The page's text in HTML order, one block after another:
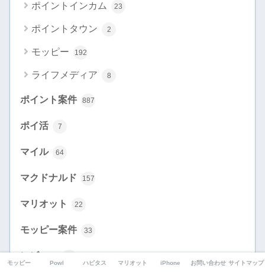
ポイントインカム 23
ポイントタウン 2
モッピー 192
ライフメディア 8
ポイント案件 887
ポイ活 7
マイル 64
マクドナルド 157
マリオット 22
モッピー案件 33
レビュー
モッピー Powl ハピタス マリオット iPhone お問い合わせ サイトマップ